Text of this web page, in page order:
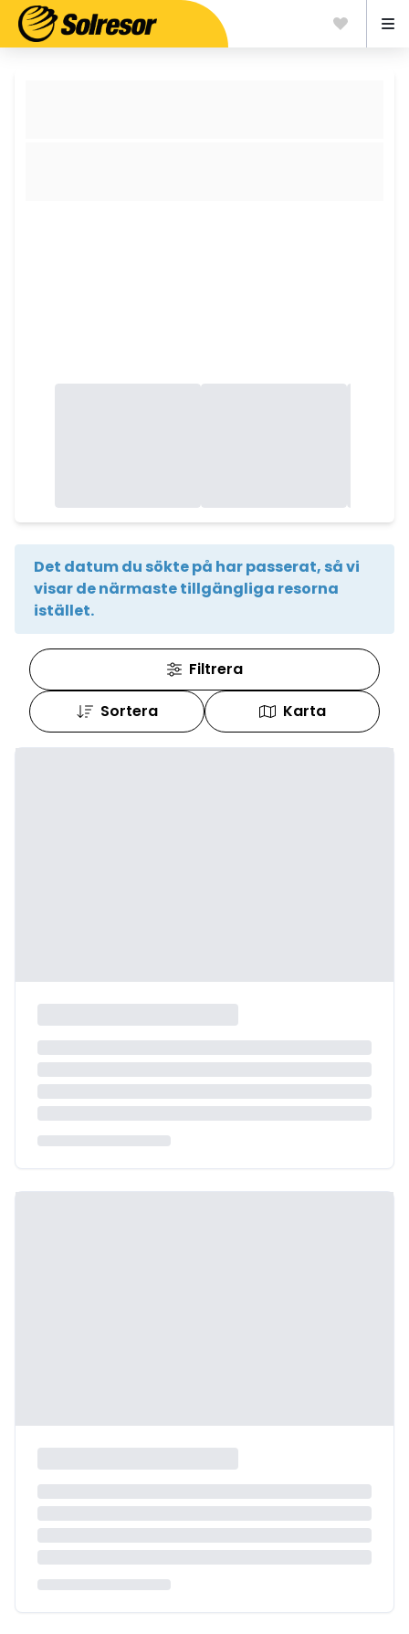
Det datum du sökte på har passerat, så vi
visar de närmaste tillgängliga resorna
istället.
Filtrera
Sortera
Karta